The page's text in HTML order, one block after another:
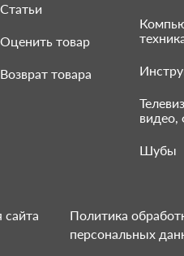
Статьи
Оценить товар
Возврат товара
видео,
Шубы
сайта
Политика
персональных